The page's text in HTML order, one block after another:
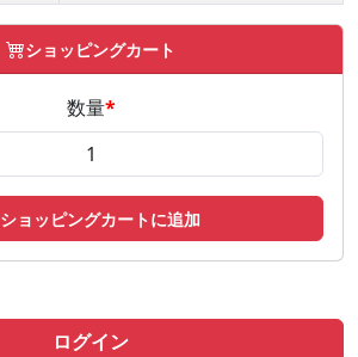
ショッピングカート
数量*
ショッピングカートに追加
ログイン